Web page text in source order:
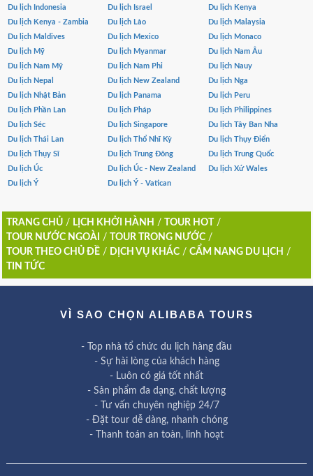
Du lịch Indonesia
Du lịch Israel
Du lịch Kenya
Du lịch Kenya - Zambia
Du lịch Lào
Du lịch Malaysia
Du lịch Maldives
Du lịch Mexico
Du lịch Monaco
Du lịch Mỹ
Du lịch Myanmar
Du lịch Nam Âu
Du lịch Nam Mỹ
Du lịch Nam Phi
Du lịch Nauy
Du lịch Nepal
Du lịch New Zealand
Du lịch Nga
Du lịch Nhật Bản
Du lịch Panama
Du lịch Peru
Du lịch Phần Lan
Du lịch Pháp
Du lịch Philippines
Du lịch Séc
Du lịch Singapore
Du lịch Tây Ban Nha
Du lịch Thái Lan
Du lịch Thổ Nhĩ Kỳ
Du lịch Thụy Điển
Du lịch Thụy Sĩ
Du lịch Trung Đông
Du lịch Trung Quốc
Du lịch Úc
Du lịch Úc - New Zealand
Du lịch Xứ Wales
Du lịch Ý
Du lịch Ý - Vatican
TRANG CHỦ/ LỊCH KHỞI HÀNH / TOUR HOT/
TOUR NƯỚC NGOÀI
/ TOUR TRONG NƯỚC/
TOUR THEO CHỦ ĐỀ/ DỊCH VỤ KHÁC/ CẨM NANG DU LỊCH /
TIN TỨC
VÌ SAO CHỌN ALIBABA TOURS
- Top nhà tổ chức du lịch hàng đầu
- Sự hài lòng của khách hàng
- Luôn có giá tốt nhất
- Sản phẩm đa dạng, chất lượng
- Tư vấn chuyên nghiệp 24/7
- Đặt tour dễ dàng, nhanh chóng
- Thanh toán an toàn, linh hoạt